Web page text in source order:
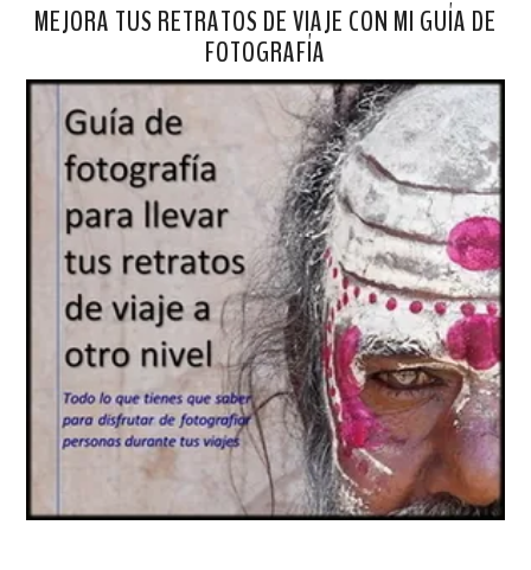
MEJORA TUS RETRATOS DE VIAJE CON MI GUÍA DE
FOTOGRAFÍA